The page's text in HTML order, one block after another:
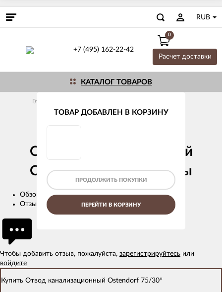
RUB
+7 (495) 162-22-42
0
Расчет доставки
КАТАЛОГ ТОВАРОВ
Главная
Внутренняя канализация Ostendorf
Отводы
Отвод канализационный Ostendorf 75/30°
Отвод канализационный
Ostendorf 75/30° отзывы
Обзор
Отзывы (
Чтобы добавить отзыв, пожалуйста, зарегистрируйтесь или
войдите
Купить Отвод канализационный Ostendorf 75/30°
ТОВАР ДОБАВЛЕН В КОРЗИНУ
ПРОДОЛЖИТЬ ПОКУПКИ
ПЕРЕЙТИ В КОРЗИНУ